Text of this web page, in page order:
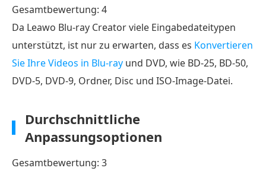
Gesamtbewertung: 4
Da Leawo Blu-ray Creator viele Eingabedateitypen
unterstützt, ist nur zu erwarten, dass es Konvertieren
Sie Ihre Videos in Blu-ray und DVD, wie BD-25, BD-50,
DVD-5, DVD-9, Ordner, Disc und ISO-Image-Datei.
Durchschnittliche
Anpassungsoptionen
Gesamtbewertung: 3